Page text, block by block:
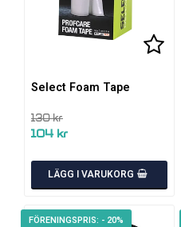
Select Foam Tape
130 kr
104 kr
LÄGG I VARUKORG
- 20%